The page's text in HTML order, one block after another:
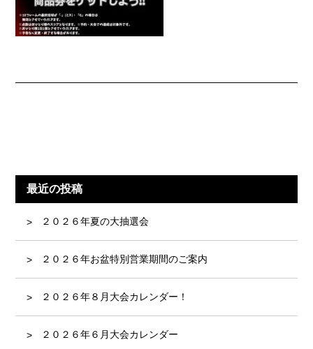
最近の投稿
２０２６年夏の大抽選会
２０２６年お盆特別営業期間のご案内
２０２６年８月大会カレンダー！
２０２６年６月大会カレンダー